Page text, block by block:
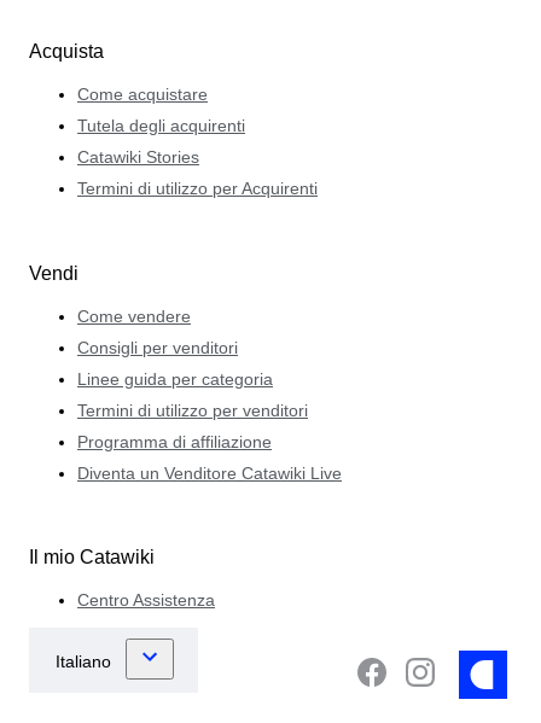
Acquista
Come acquistare
Tutela degli acquirenti
Catawiki Stories
Termini di utilizzo per Acquirenti
Vendi
Come vendere
Consigli per venditori
Linee guida per categoria
Termini di utilizzo per venditori
Programma di affiliazione
Diventa un Venditore Catawiki Live
Il mio Catawiki
Centro Assistenza